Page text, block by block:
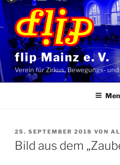
Zum
Inhalt
springen
flip Mainz e. V.
Verein für Zirkus, Bewegungs-
VERÖFFENTLICHT
AM
25. SEPTEMBER 2018 VON
Bild aus dem